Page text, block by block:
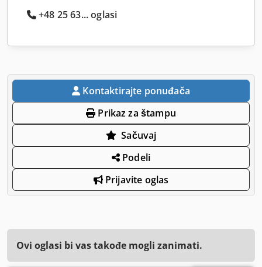
+48 25 63... oglasi
Kontaktirajte ponuđača
Prikaz za štampu
Sačuvaj
Podeli
Prijavite oglas
Ovi oglasi bi vas takođe mogli zanimati.